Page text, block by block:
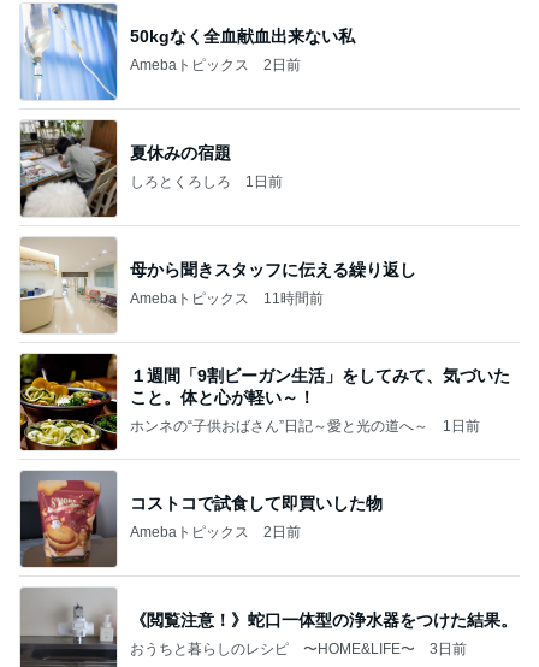
50kgなく全血献血出来ない私
Amebaトピックス 2日前
夏休みの宿題
しろとくろしろ 1日前
母から聞きスタッフに伝える繰り返し
Amebaトピックス 11時間前
１週間「9割ビーガン生活」をしてみて、気づいた
こと。体と心が軽い～！
ホンネの“子供おばさん”日記～愛と光の道へ～ 1日前
コストコで試食して即買いした物
Amebaトピックス 2日前
《閲覧注意！》蛇口一体型の浄水器をつけた結果。
おうちと暮らしのレシピ 〜HOME&LIFE〜 3日前